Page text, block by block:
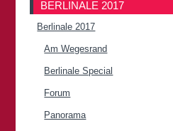
BERLINALE 2017
Berlinale 2017
Am Wegesrand
Berlinale Special
Forum
Panorama